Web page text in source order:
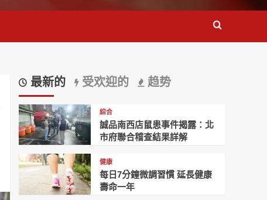
最新的 受欢迎的 趋势
綜合
誠品南西店鼠患事件揭露：北
市府聯合稽查結果詳解
健康
每日7分鐘微調習慣 延長健康
壽命一年